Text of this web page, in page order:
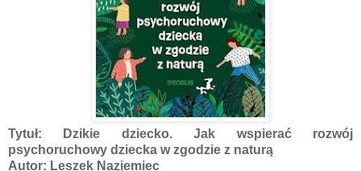
Tytuł: Dzikie dziecko. Jak wspierać rozwój
psychoruchowy dziecka w zgodzie z naturą
Autor: Leszek Naziemiec